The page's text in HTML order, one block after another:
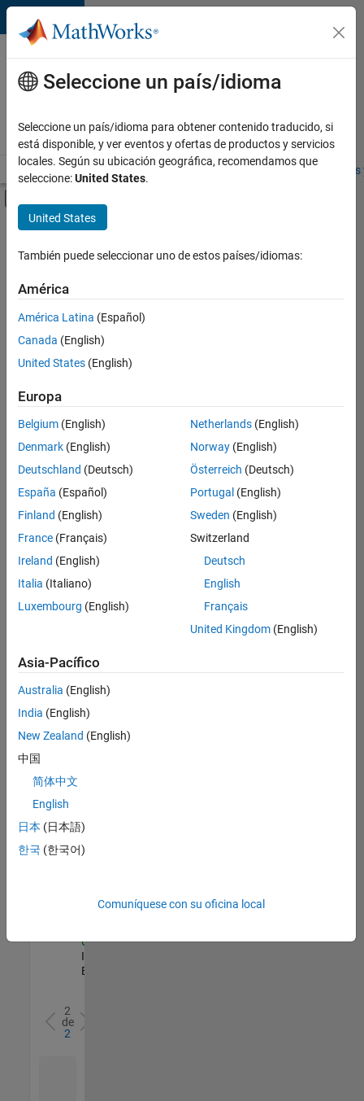
Saltar al contenido
Ofertas
de
empleo
MathWorks
Visión general Búsqueda de empleo Oficinas locales
Contenido principal
FILTRADO POR
Human Resources
Ordenar por
Guardar
empleos
seleccionados
No se
han
traducido
todos
los
empleos.
Busque
por
ubicación
todos
empleos
en su
zona.
Principal HR Learning & Development
US-MA-Natick
Resources |
Sales
Development
US-MA-Natick|
Inside Sales |
Experimentado
2
de
2
Seleccione un país/idioma
Seleccione un país/idioma para obtener contenido traducido, si
está disponible, y ver eventos y ofertas de productos y servicios
locales. Según su ubicación geográfica, recomendamos que
seleccione:United States.
United States
También puede seleccionar uno de estos países/idiomas:
América
América Latina (Español)
Canada (English)
United States (English)
Europa
Belgium (English)
Denmark (English)
Deutschland (Deutsch)
España (Español)
Finland (English)
France (Français)
Ireland (English)
Italia (Italiano)
Luxembourg (English)
Netherlands(English)
Norway(English)
Österreich (Deutsch)
Portugal (English)
Sweden (English)
Switzerland
Deutsch
English
Français
United Kingdom(English)
Asia-Pacífico
Australia (English)
India (English)
New Zealand (English)
中国
简体中文
English
日本 (日本語)
한국 (한국어)
Comuníquese con su oficina local